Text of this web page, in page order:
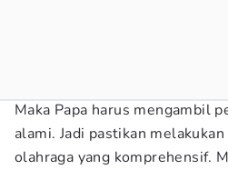
Maka Papa harus mengambil
alami. Jadi pastikan
olahraga yang komprehensif.